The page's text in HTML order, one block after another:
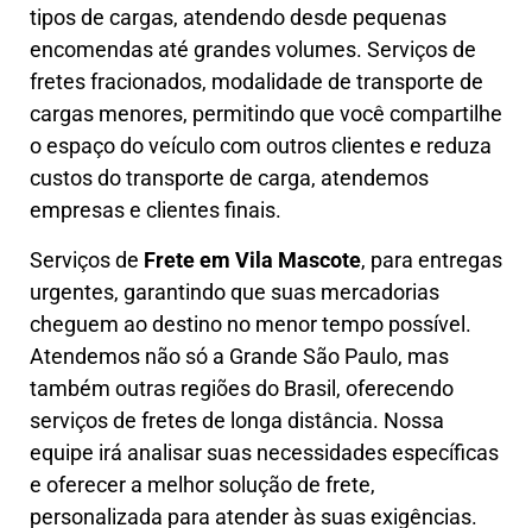
tipos de cargas, atendendo desde pequenas
encomendas até grandes volumes. Serviços de
fretes fracionados, modalidade de transporte de
cargas menores, permitindo que você compartilhe
o espaço do veículo com outros clientes e reduza
custos do transporte de carga, atendemos
empresas e clientes finais.
Serviços de Frete em Vila Mascote, para entregas
urgentes, garantindo que suas mercadorias
cheguem ao destino no menor tempo possível.
Atendemos não só a Grande São Paulo, mas
também outras regiões do Brasil, oferecendo
serviços de fretes de longa distância. Nossa
equipe irá analisar suas necessidades específicas
e oferecer a melhor solução de frete,
personalizada para atender às suas exigências.